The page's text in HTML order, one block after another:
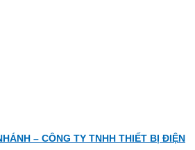
– CÔNG TY TNHH THIẾT BỊ ĐIỆN